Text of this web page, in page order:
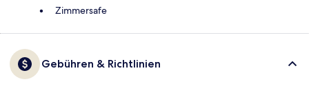
Zimmersafe
Gebühren & Richtlinien